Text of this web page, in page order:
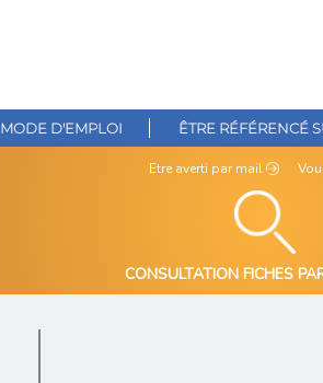
MODE D'EMPLOI ÊTRE RÉFÉRENCÉ
Etre averti par mail
CONSULTATION FICHES